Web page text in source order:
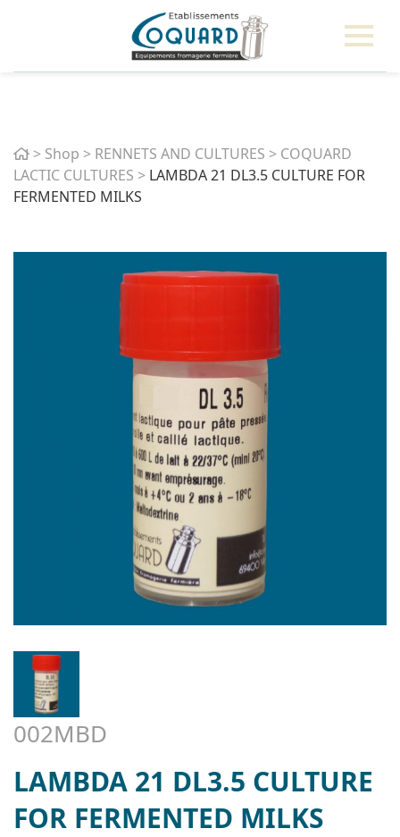
Home
> Shop > RENNETS AND CULTURES > COQUARD
LACTIC CULTURES > LAMBDA 21 DL3.5 CULTURE FOR
FERMENTED MILKS
002MBD
LAMBDA 21 DL3.5 CULTURE
FOR FERMENTED MILKS